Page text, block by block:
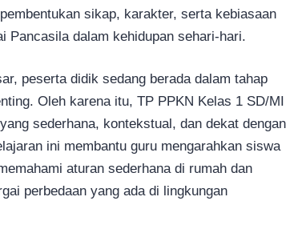
sikap, karakter, serta kebiasaan
Pancasila dalam kehidupan sehari-hari.
peserta didik sedang berada dalam tahap
Oleh karena itu, TP PPKN Kelas 1 SD/MI
sederhana, kontekstual, dan dekat dengan
ini membantu guru mengarahkan siswa
aturan sederhana di rumah dan
perbedaan yang ada di lingkungan